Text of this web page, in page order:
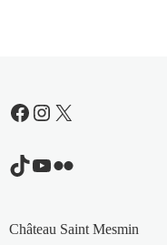
Facebook
Instagram
X
TikTok
YouTube
Flickr
Château Saint Mesmin